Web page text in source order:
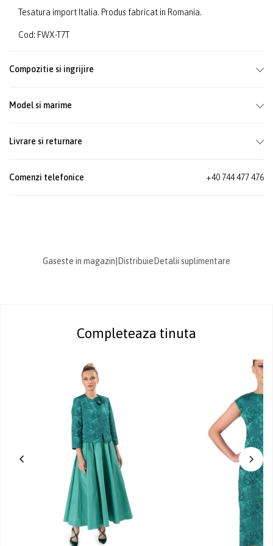
Tesatura import Italia. Produs fabricat in Romania.
Cod: FWX-T7T
Compozitie si ingrijire
Model si marime
Livrare si returnare
Comenzi telefonice +40 744 477 476
Gaseste in magazin Distribuie Detalii suplimentare
Completeaza tinuta